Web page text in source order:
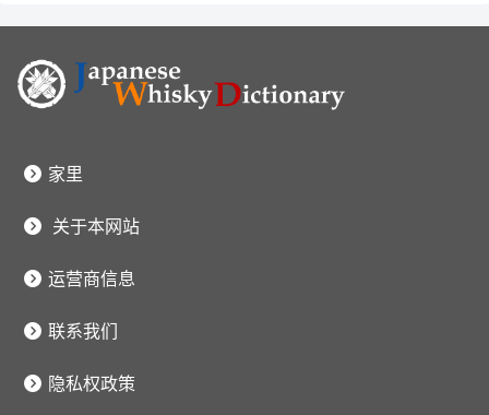
家里
关于本网站
运营商信息
联系我们
隐私权政策